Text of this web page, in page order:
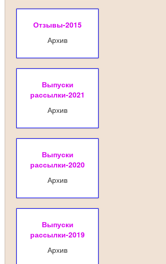
Отзывы-2015
Архив
Выпуски
рассылки-2021
Архив
Выпуски
рассылки-2020
Архив
Выпуски
рассылки-2019
Архив